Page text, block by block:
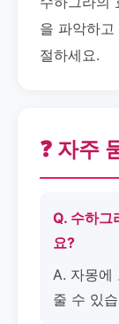
을 파악하
절하세요.
❓ 자주
Q. 수하그
요?
A. 자몽에
줄 수 있